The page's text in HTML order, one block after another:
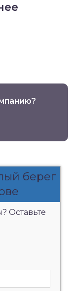
берег
Оставьте